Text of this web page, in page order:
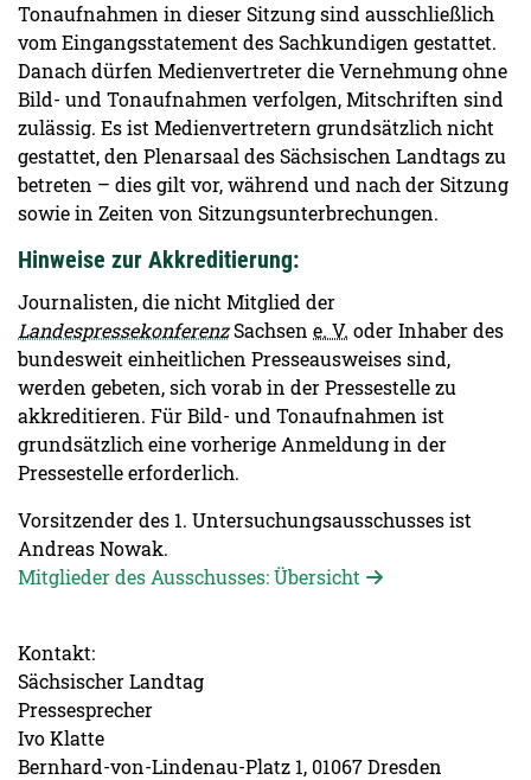
Tonaufnahmen in dieser Sitzung sind ausschließlich
vom Eingangsstatement des Sachkundigen gestattet.
Danach dürfen Medienvertreter die Vernehmung ohne
Bild- und Tonaufnahmen verfolgen, Mitschriften sind
zulässig. Es ist Medienvertretern grundsätzlich nicht
gestattet, den Plenarsaal des Sächsischen Landtags zu
betreten – dies gilt vor, während und nach der Sitzung
sowie in Zeiten von Sitzungsunterbrechungen.
Hinweise zur Akkreditierung:
Journalisten, die nicht Mitglied der
LandespressekonferenzSachsen e. V. oder Inhaber des
bundesweit einheitlichen Presseausweises sind,
werden gebeten, sich vorab in der Pressestelle zu
akkreditieren. Für Bild- und Tonaufnahmen ist
grundsätzlich eine vorherige Anmeldung in der
Pressestelle erforderlich.
Vorsitzender des 1. Untersuchungsausschusses ist
Andreas Nowak.
Mitglieder des Ausschusses: Übersicht
Kontakt:
Sächsischer Landtag
Pressesprecher
Ivo Klatte
Bernhard-von-Lindenau-Platz 1, 01067 Dresden